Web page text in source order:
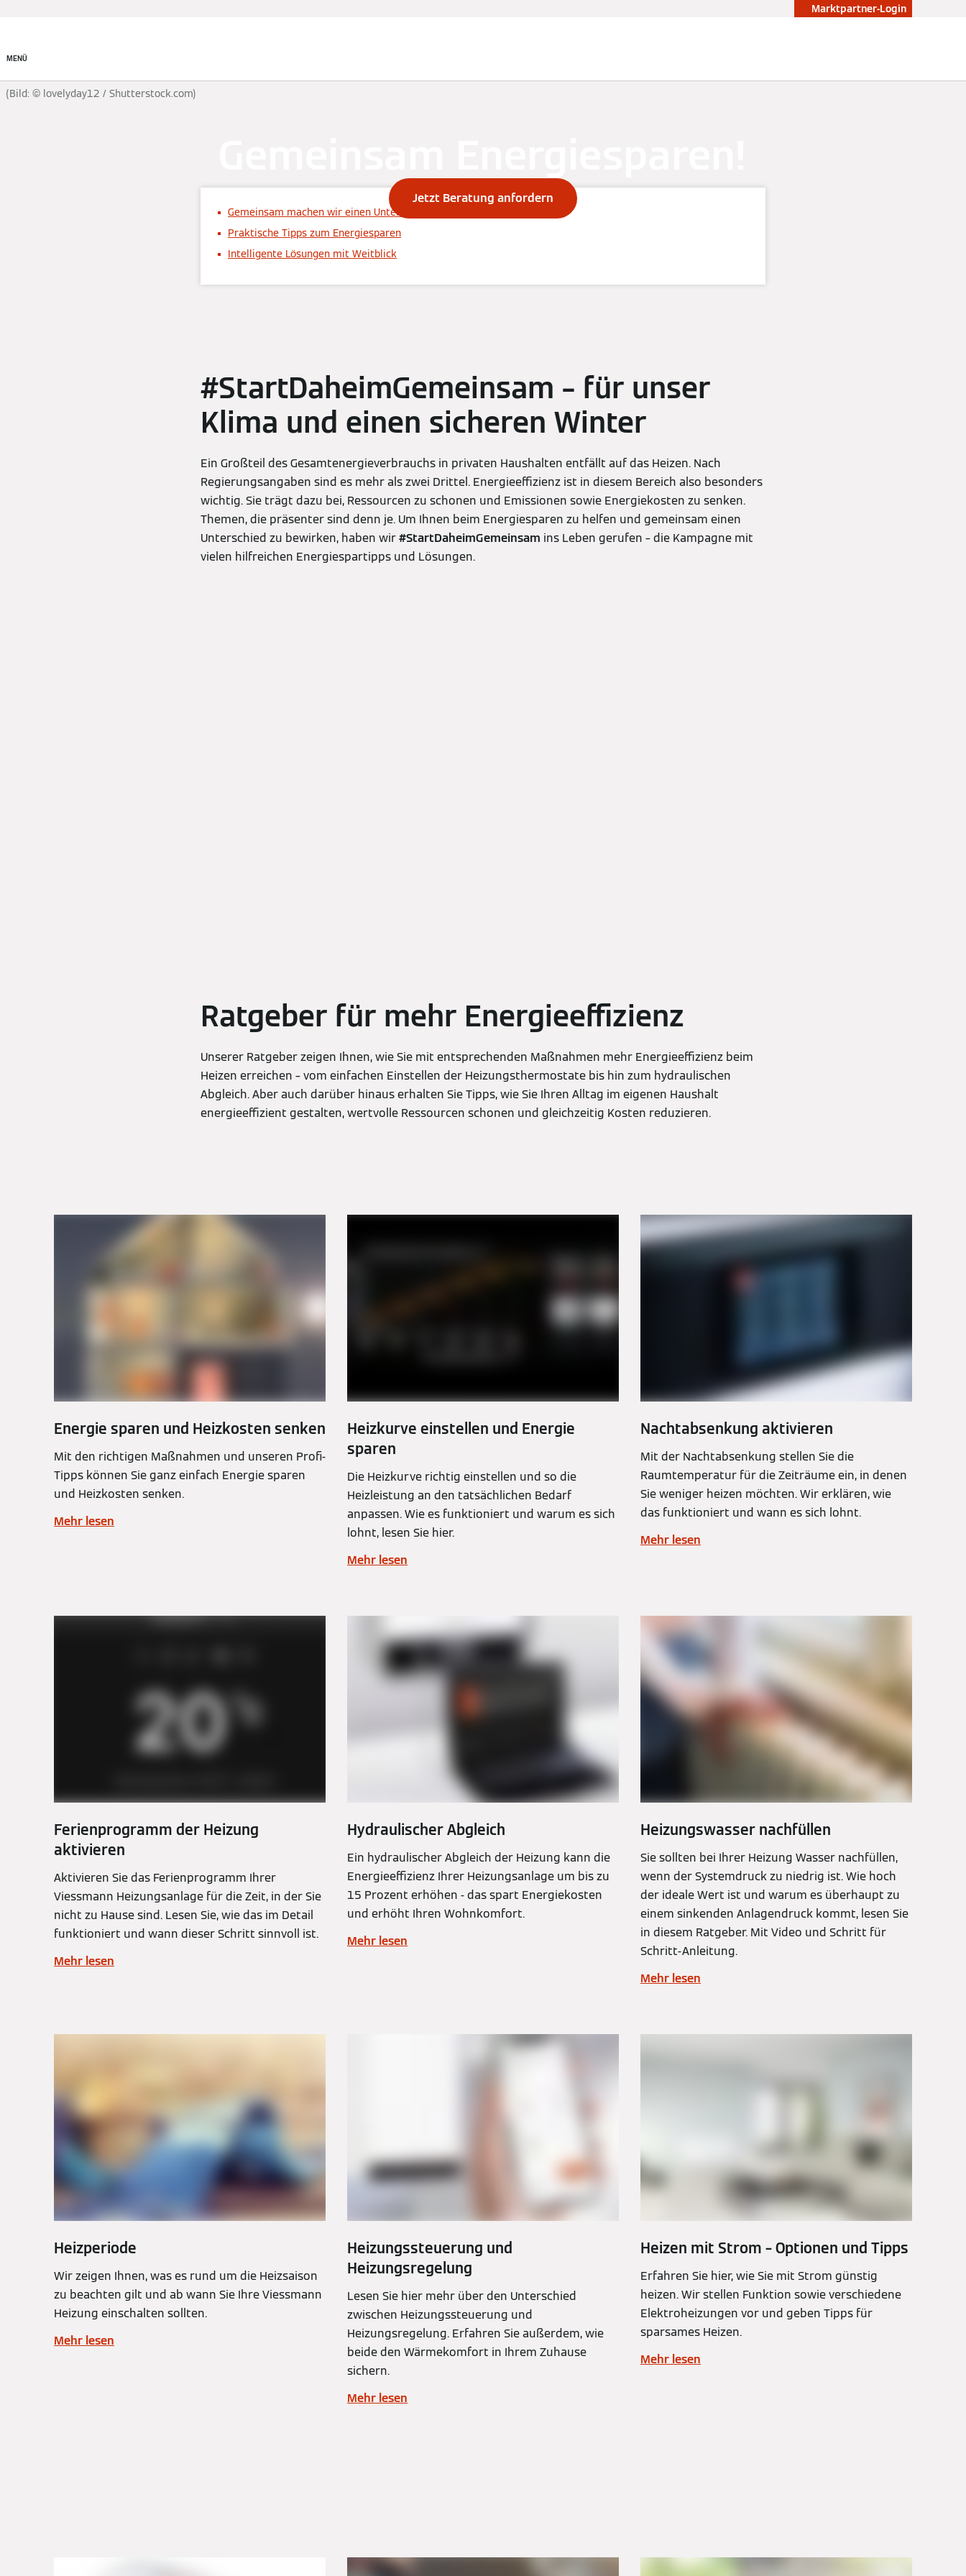
Marktpartner-Login
MENÜ
Jetzt Beratung anfordern
(Bild: © lovelyday12 / Shutterstock.com)
Gemeinsam machen wir einen Unterschied
Praktische Tipps zum Energiesparen
Intelligente Lösungen mit Weitblick
#StartDaheimGemeinsam – für unser
Klima und einen sicheren Winter
Ein Großteil des Gesamtenergieverbrauchs in privaten Haushalten entfällt auf das Heizen. Nach
Regierungsangaben sind es mehr als zwei Drittel. Energieeffizienz ist in diesem Bereich also besonders
wichtig. Sie trägt dazu bei, Ressourcen zu schonen und Emissionen sowie Energiekosten zu senken.
Themen, die präsenter sind denn je. Um Ihnen beim Energiesparen zu helfen und gemeinsam einen
Unterschied zu bewirken, haben wir#StartDaheimGemeinsam ins Leben gerufen –die Kampagne mit
vielen hilfreichen Energiespartipps und Lösungen.
Ratgeber für mehr Energieeffizienz
Unserer Ratgeber zeigen Ihnen, wie Sie mit entsprechenden Maßnahmen mehr Energieeffizienz beim
Heizen erreichen – vom einfachen Einstellen der Heizungsthermostate bis hin zum hydraulischen
Abgleich. Aber auch darüber hinaus erhalten Sie Tipps, wie Sie Ihren Alltag im eigenen Haushalt
energieeffizient gestalten, wertvolle Ressourcen schonen und gleichzeitig Kosten reduzieren.
Energie sparen und Heizkosten senken
Mit den richtigen Maßnahmen und unseren Profi-
Tipps können Sie ganz einfach Energie sparen
und Heizkosten senken.
Mehr lesen
Heizkurve einstellen und Energie
sparen
Die Heizkurve richtig einstellen und so die
Heizleistung an den tatsächlichen Bedarf
anpassen. Wie es funktioniert und warum es sich
lohnt, lesen Sie hier.
Mehr lesen
Nachtabsenkung aktivieren
Mit der Nachtabsenkung stellen Sie die
Raumtemperatur für die Zeiträume ein, in denen
Sie weniger heizen möchten. Wir erklären, wie
das funktioniert und wann es sich lohnt.
Mehr lesen
Ferienprogramm der Heizung
aktivieren
Aktivieren Sie das Ferienprogramm Ihrer
Viessmann Heizungsanlage für die Zeit, in der Sie
nicht zu Hause sind. Lesen Sie, wie das im Detail
funktioniert und wann dieser Schritt sinnvoll ist.
Mehr lesen
Hydraulischer Abgleich
Ein hydraulischer Abgleich der Heizung kann die
Energieeffizienz Ihrer Heizungsanlage um bis zu
15 Prozent erhöhen - das spart Energiekosten
und erhöht Ihren Wohnkomfort.
Mehr lesen
Heizungswasser nachfüllen
Sie sollten bei Ihrer Heizung Wasser nachfüllen,
wenn der Systemdruck zu niedrig ist. Wie hoch
der ideale Wert ist und warum es überhaupt zu
einem sinkenden Anlagendruck kommt, lesen Sie
in diesem Ratgeber. Mit Video und Schritt für
Schritt-Anleitung.
Mehr lesen
Heizperiode
Wir zeigen Ihnen, was es rund um die Heizsaison
zu beachten gilt und ab wann Sie Ihre Viessmann
Heizung einschalten sollten.
Mehr lesen
Heizungssteuerung und
Heizungsregelung
Lesen Sie hier mehr über den Unterschied
zwischen Heizungssteuerung und
Heizungsregelung. Erfahren Sie außerdem, wie
beide den Wärmekomfort in Ihrem Zuhause
sichern.
Mehr lesen
Heizen mit Strom – Optionen und Tipps
Erfahren Sie hier, wie Sie mit Strom günstig
heizen. Wir stellen Funktion sowie verschiedene
Elektroheizungen vor und geben Tipps für
sparsames Heizen.
Mehr lesen